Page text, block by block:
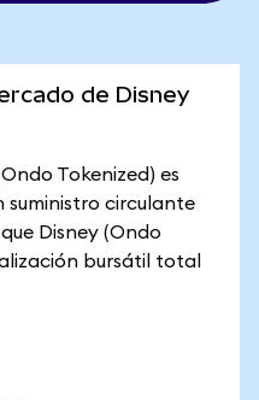
de Disney
Tokenized) es
suministro circulante
Disney (Ondo
bursátil total